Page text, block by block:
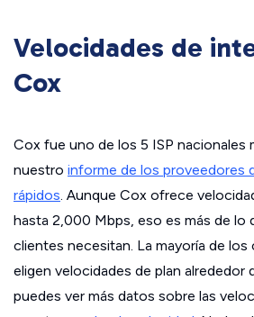
Velocidades de
Cox
Cox fue uno de los 5 ISP nacionales
nuestro informe de los proveedores
rápidos. Aunque Cox ofrece
hasta 2,000 Mbps, eso es más de lo
clientes necesitan. La mayoría de
eligen velocidades de plan alrededor
puedes ver más datos sobre las